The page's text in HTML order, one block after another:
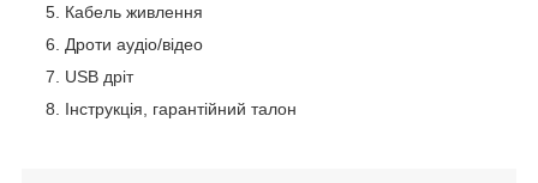
Кабель живлення
Дроти аудіо/відео
USB дріт
Інструкція, гарантійний талон